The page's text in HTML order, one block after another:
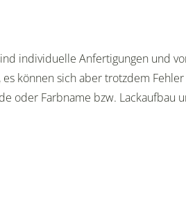
individuelle Anfertigungen und
es können sich aber trotzdem
oder Farbname bzw. Lackaufbau